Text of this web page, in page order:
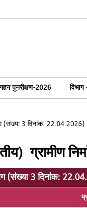
पुनरीक्षण-2026 विभाग
(संख्या 3 दिनांक: 22.04.2026)
ग्रामीण
(संख्या 3 दिनांक: